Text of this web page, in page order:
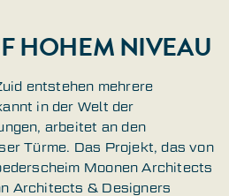
HOHEM NIVEAU
entstehen mehrere
in der Welt der
arbeitet an den
Türme. Das Projekt, das von
Moonen Architects
Architects & Designers